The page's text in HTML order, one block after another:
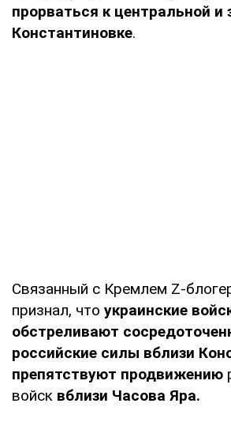
прорваться к центральной и
Константиновке.
Связанный с Кремлем Z-
признал, что украинские
обстреливают
российские силы вблизи
препятствуют продвижению
войск вблизи Часова Яра.